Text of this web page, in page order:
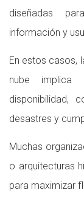
diseñadas
información y
En estos casos,
nube implica
disponibilidad,
desastres y
Muchas
o arquitecturas
para maximizar